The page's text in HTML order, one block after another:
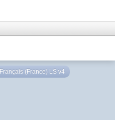
Français (France) LS v4